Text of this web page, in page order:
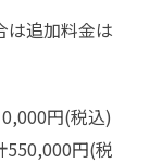
は追加料金は
円(税込)
550,000円(税